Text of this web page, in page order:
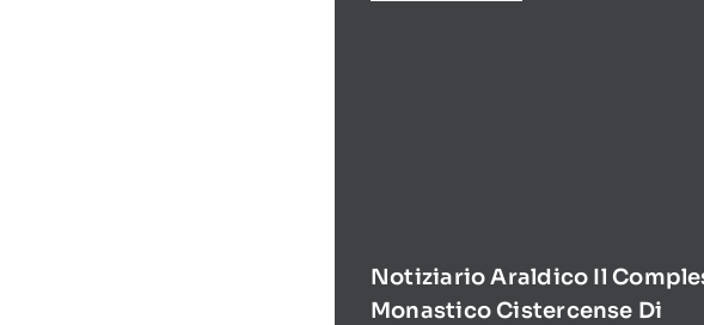
Notiziario Araldico Il
Monastico Cistercense Di